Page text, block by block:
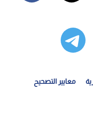
معايير التصحيح